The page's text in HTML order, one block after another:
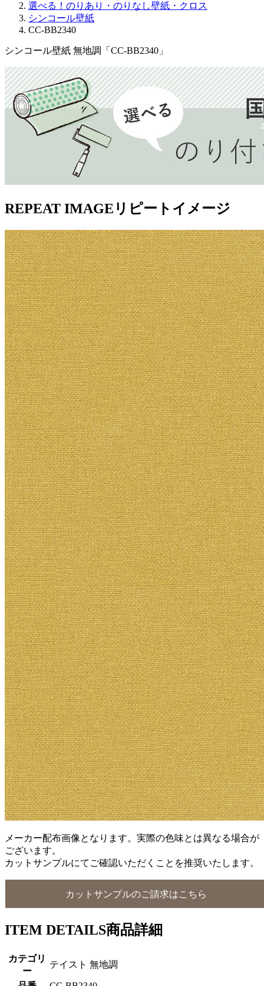
選べる！のりあり・のりなし壁紙・クロス
シンコール壁紙
CC-BB2340
シンコール壁紙 無地調「CC-BB2340」
REPEAT IMAGE リピートイメージ
メーカー配布画像となります。実際の色味とは異なる場合が
ございます。
カットサンプルにてご確認いただくことを推奨いたします。
カットサンプルのご請求はこちら
ITEM DETAILS商品詳細
カテゴリ
ー
テイスト 無地調